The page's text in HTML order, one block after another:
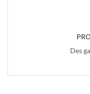
Des